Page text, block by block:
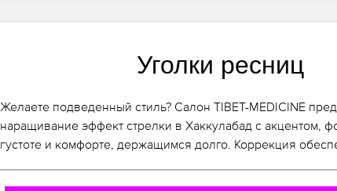
Уголки ресниц
Желаете подведенный стиль? Салон TIBET-MEDICINE
наращивание эффект стрелки в Хаккулабад с акцентом,
густоте и комфорте, держащимся долго. Коррекция